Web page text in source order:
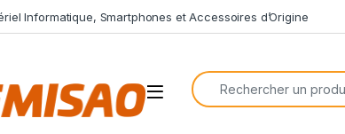
Informatique, Smartphones et Accessoires d’Origine
Open
Search for: